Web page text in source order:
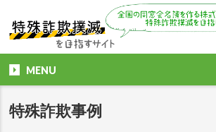
MENU
特殊詐欺事例